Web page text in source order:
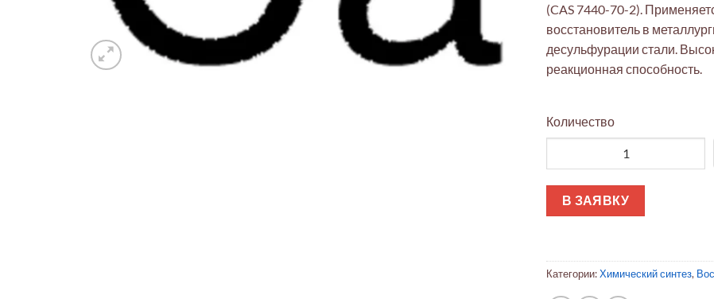
(CAS 7440-70-2).
восстановитель в
десульфурации стали.
реакционная способность.
Количество
В ЗАЯВКУ
Категории:Химический синтез,